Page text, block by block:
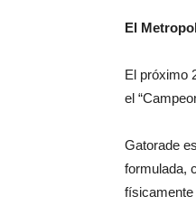
El
El próximo
el
Gatorade
formulada,